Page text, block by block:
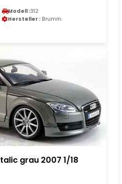
Modell :312
Hersteller : Brumm
grau 2007 1/18